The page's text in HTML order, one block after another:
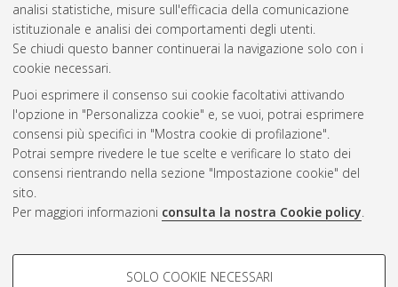
analisi statistiche, misure sull'efficacia della comunicazione
istituzionale e analisi dei comportamenti degli utenti.
Se chiudi questo banner continuerai la navigazione solo con i
cookie necessari.
Puoi esprimere il consenso sui cookie facoltativi attivando
l'opzione in "Personalizza cookie" e, se vuoi, potrai esprimere
consensi più specifici in "Mostra cookie di profilazione".
Potrai sempre rivedere le tue scelte e verificare lo stato dei
consensi rientrando nella sezione "Impostazione cookie" del
sito.
Per maggiori informazioni consulta la nostra Cookie policy.
COOKIE DI PROFILAZIONE -
SOLO COOKIE NECESSARI
Gestione del documento:
Atom
Rss 1.0
Rss 2.0
AMS Laurea
Impostazioni Cookie
Informativa sulla privacy